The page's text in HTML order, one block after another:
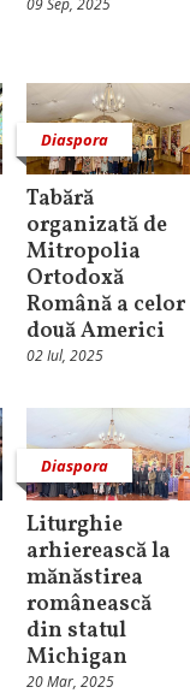
09 Sep, 2025
Diaspora
Tabără
organizată de
Mitropolia
Ortodoxă
Română a celor
două Americi
02 Iul, 2025
Diaspora
Liturghie
arhierească la
mănăstirea
românească
din statul
Michigan
20 Mar, 2025